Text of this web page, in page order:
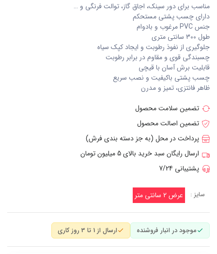
مناسب برای دور سینک، اجاق گاز، توالت فرنگی و …
دارای چسب پشتی مستحکم
جنس PVC مرغوب و بادوام
طول 300 سانتی متری
جلوگیری از نفوذ رطوبت و ایجاد کپک سیاه
چسبندگی قوی و مقاوم در برابر رطوبت
قابلیت برش آسان با قیچی
چسب پشتی باکیفیت و نصب سریع
ظاهر فانتزی، تمیز و مدرن
تضمین سلامت محصول
تضمین اصالت محصول
پرداخت در محل (به جز دسته بندی فرش)
ارسال رایگان سبد خرید بالای 5 میلیون تومان
پشتیبانی 7/24
سایز : عرض 2 سانتی متر
موجود در انبار فروشنده ارسال از 1 تا 3 روز کاری